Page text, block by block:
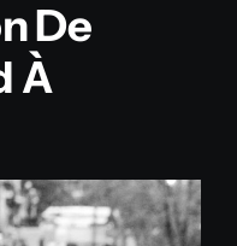
De
À